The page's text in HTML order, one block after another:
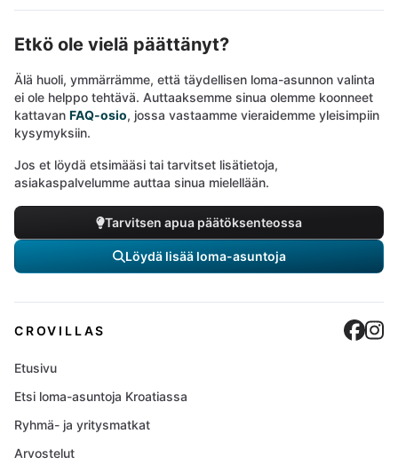
Etkö ole vielä päättänyt?
Älä huoli, ymmärrämme, että täydellisen loma-asunnon valinta
ei ole helppo tehtävä. Auttaaksemme sinua olemme koonneet
kattavan FAQ-osio, jossa vastaamme vieraidemme yleisimpiin
kysymyksiin.
Jos et löydä etsimääsi tai tarvitset lisätietoja,
asiakaspalvelumme auttaa sinua mielellään.
Tarvitsen apua päätöksenteossa
Löydä lisää loma-asuntoja
CROVILLAS
Etusivu
Etsi loma-asuntoja Kroatiassa
Ryhmä- ja yritysmatkat
Arvostelut